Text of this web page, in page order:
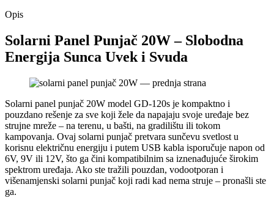
Opis
Solarni Panel Punjač 20W – Slobodna
Energija Sunca Uvek i Svuda
Solarni panel punjač 20W model GD-120s je kompaktno i
pouzdano rešenje za sve koji žele da napajaju svoje uređaje bez
strujne mreže – na terenu, u bašti, na gradilištu ili tokom
kampovanja. Ovaj solarni punjač pretvara sunčevu svetlost u
korisnu električnu energiju i putem USB kabla isporučuje napon od
6V, 9V ili 12V, što ga čini kompatibilnim sa iznenađujuće širokim
spektrom uređaja. Ako ste tražili pouzdan, vodootporan i
višenamjenski solarni punjač koji radi kad nema struje – pronašli ste
ga.